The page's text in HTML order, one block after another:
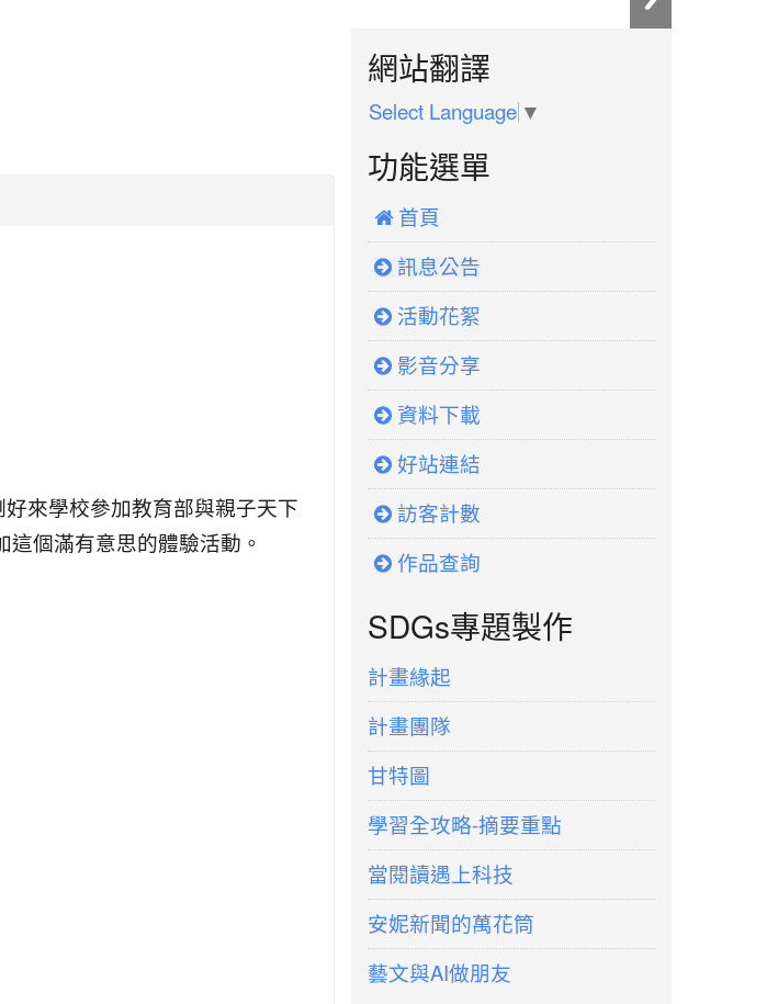
來學校參加教育部與親子天下
個滿有意思的體驗活動。
網站翻譯
Select Language ▼
功能選單
 首頁
訊息公告
活動花絮
影音分享
資料下載
好站連結
訪客計數
作品查詢
SDGs專題製作
計畫緣起
計畫團隊
甘特圖
學習全攻略-摘要重點
當閱讀遇上科技
安妮新聞的萬花筒
藝文與AI做朋友